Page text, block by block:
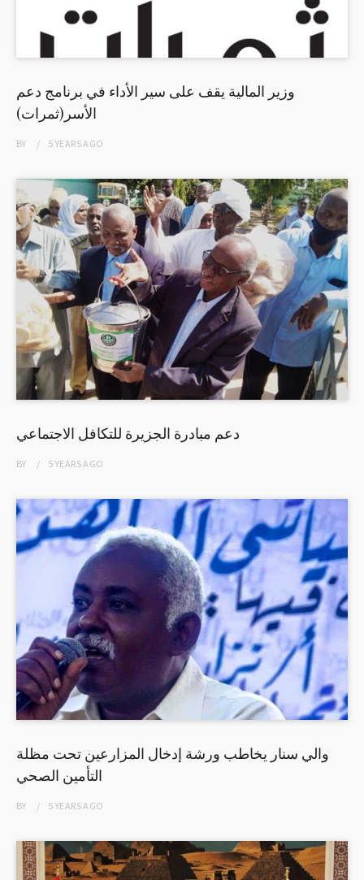
وزير المالية يقف على سير الأداء في برنامج دعم
الأسر(ثمرات)
BY 5 YEARSAGO
دعم مبادرة الجزيرة للتكافل الاجتماعي
BY 5 YEARSAGO
والي سنار يخاطب ورشة إدخال المزارعين تحت مظلة
التأمين الصحي
BY 5 YEARSAGO